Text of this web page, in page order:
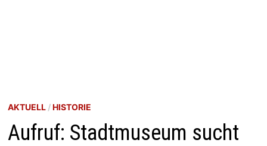
AKTUELL/HISTORIE
Aufruf: Stadtmuseum sucht